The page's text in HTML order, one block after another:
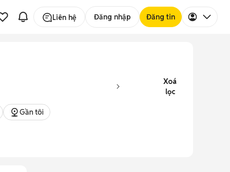
Liên hệ Đăng nhập Đăng tin
Xoá
lọc
Gần tôi